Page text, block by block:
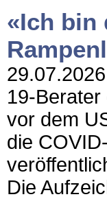
«Ich bin
19-
vor dem
die
Die